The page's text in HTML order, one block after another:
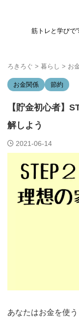
筋トレと学びで
ろきろぐ > 暮らし > お
お金関係 節約
【貯金初心者】
解しよう
2021-06-14
あなたはお金を使う